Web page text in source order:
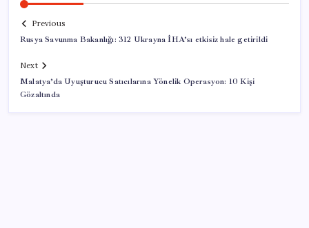
Previous
Rusya Savunma Bakanlığı: 312 Ukrayna İHA’sı etkisiz hale getirildi
Next
Malatya’da Uyuşturucu Satıcılarına Yönelik Operasyon: 10 Kişi
Gözaltında